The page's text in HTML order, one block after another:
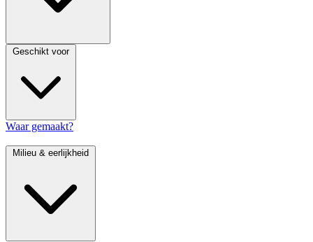
Geschikt voor
Waar gemaakt?
Milieu & eerlijkheid